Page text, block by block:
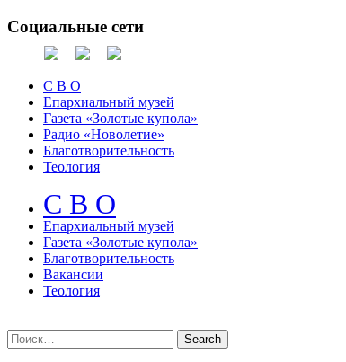
Социальные сети
С В О
Епархиальный музей
Газета «Золотые купола»
Радио «Новолетие»
Благотворительность
Теология
С В О
Епархиальный музeй
Газета «Золотые купола»
Благотворительность
Вакансии
Теология